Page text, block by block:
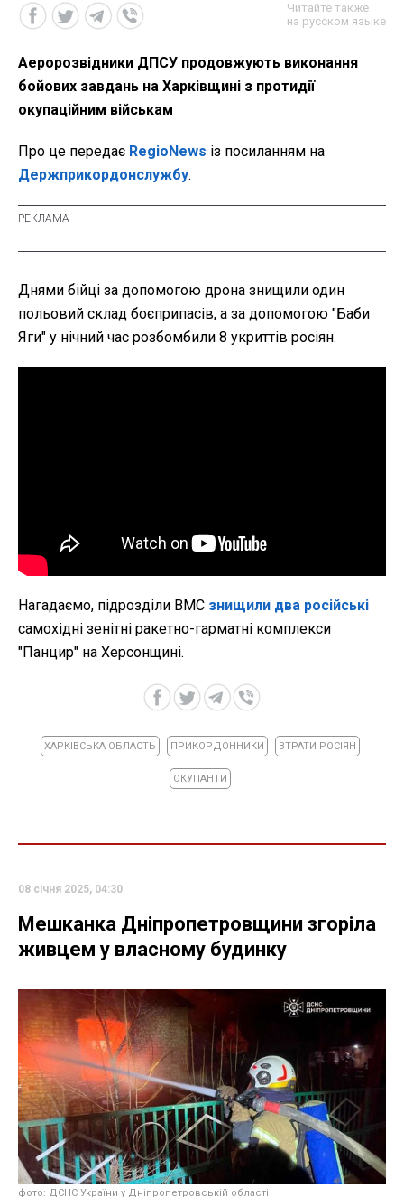
Читайте также
на русском языке
Аеророзвідники ДПСУ продовжують виконання
бойових завдань на Харківщині з протидії
окупаційним військам
Про це передає RegioNews із посиланням на
Держприкордонслужбу.
Днями бійці за допомогою дрона знищили один
польовий склад боєприпасів, а за допомогою "Баби
Яги" у нічний час розбомбили 8 укриттів росіян.
Нагадаємо, підрозділи ВМС знищили два російські
самохідні зенітні ракетно-гарматні комплекси
"Панцир" на Херсонщині.
ХАРКІВСЬКА ОБЛАСТЬ ПРИКОРДОННИКИ ВТРАТИ РОСІЯН
ОКУПАНТИ
08 січня 2025, 04:30
Мешканка Дніпропетровщини згоріла
живцем у власному будинку
фото: ДСНС України у Дніпропетровській області